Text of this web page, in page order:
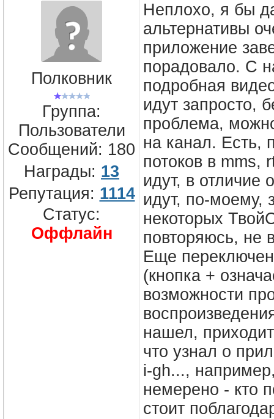
Полковник
Группа:
Пользователи
Сообщений: 180
Награды: 13
Репутация: 1114
Статус:
Оффлайн
Неплохо, я бы
альтернативы
приложение
порадовало. С
подробная
идут запросто,
проблема,
на канал. Есть,
потоков в mms,
идут, в отличие
идут, по-моему,
некоторых
повторяюсь, не
Еще
(кнопка +
возможности
нашел,
что узнал о
i-gh...,
немерено - кто
стоит